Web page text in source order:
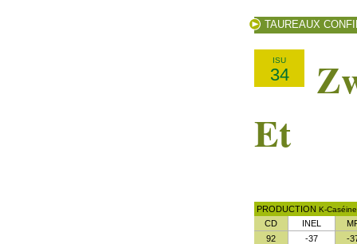
TAUREAUX
ISU
34
Et
PRODUCTION K-
CD INEL
92
-37 -